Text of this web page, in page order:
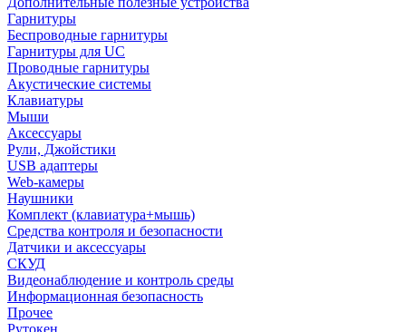
Гарнитуры
Беспроводные гарнитуры
Гарнитуры для UC
Проводные гарнитуры
Акустические системы
Клавиатуры
Мыши
Аксессуары
Рули, Джойстики
USB адаптеры
Web-камеры
Наушники
Комплект (клавиатура+мышь)
Средства контроля и безопасности
Датчики и аксессуары
СКУД
Видеонаблюдение и контроль среды
Информационная безопасность
Прочее
Рутокен